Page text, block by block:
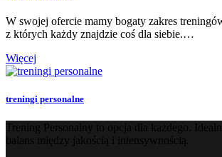
W swojej ofercie mamy bogaty zakres
z których każdy znajdzie coś dla siebie.…
Więcej
treningi personalne
Trening Personalny to opcja dla każdego.
balans między jakością i intensywnością.